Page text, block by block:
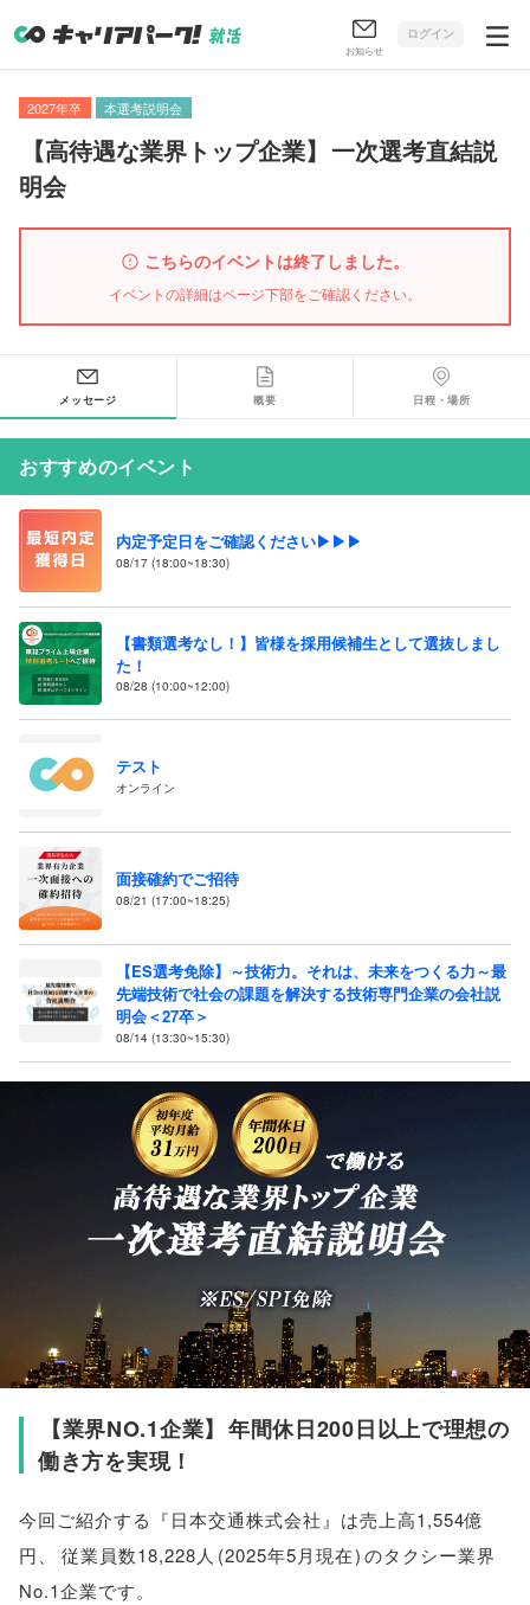
お知らせ
ログイン
2027年卒 本選考説明会
【高待遇な業界トップ企業】 一次選考直結説
明会
こちらのイベントは終了しました。
イベントの詳細はページ下部をご確認ください。
メッセージ 概要 日程・場所
おすすめのイベント
内定予定日をご確認ください▶▶▶
08/17 (18:00~18:30)
【書類選考なし！】皆様を採用候補生として選抜しまし
た！
08/28 (10:00~12:00)
テスト
オンライン
面接確約でご招待
08/21 (17:00~18:25)
【ES選考免除】～技術力。それは、未来をつくる力～最
先端技術で社会の課題を解決する技術専門企業の会社説
明会＜27卒＞
08/14 (13:30~15:30)
【業界NO.1企業】 年間休日200日以上で理想の
働き方を実現！
今回ご紹介する『日本交通株式会社』は売上高1,554億
円、 従業員数18,228人 (2025年5月現在)のタクシー業界
No.1企業です。